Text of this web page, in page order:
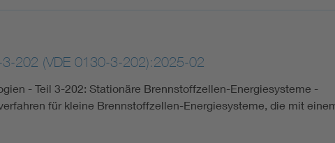
3-202 (VDE 0130-3-202):2025-02
- Teil 3-202: Stationäre Brennstoffzellen-Energiesysteme -
für kleine Brennstoffzellen-Energiesysteme, die mit